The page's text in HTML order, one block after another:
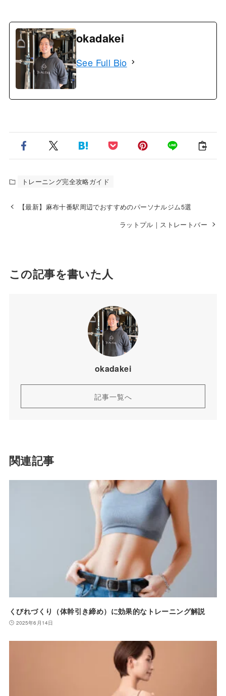
okadakei
See Full Bio
トレーニング完全攻略ガイド
【最新】麻布十番駅周辺でおすすめのパーソナルジム5選
ラットプル｜ストレートバー
この記事を書いた人
okadakei
記事一覧へ
関連記事
くびれづくり（体幹引き締め）に効果的なトレーニング解説
2025年6月14日